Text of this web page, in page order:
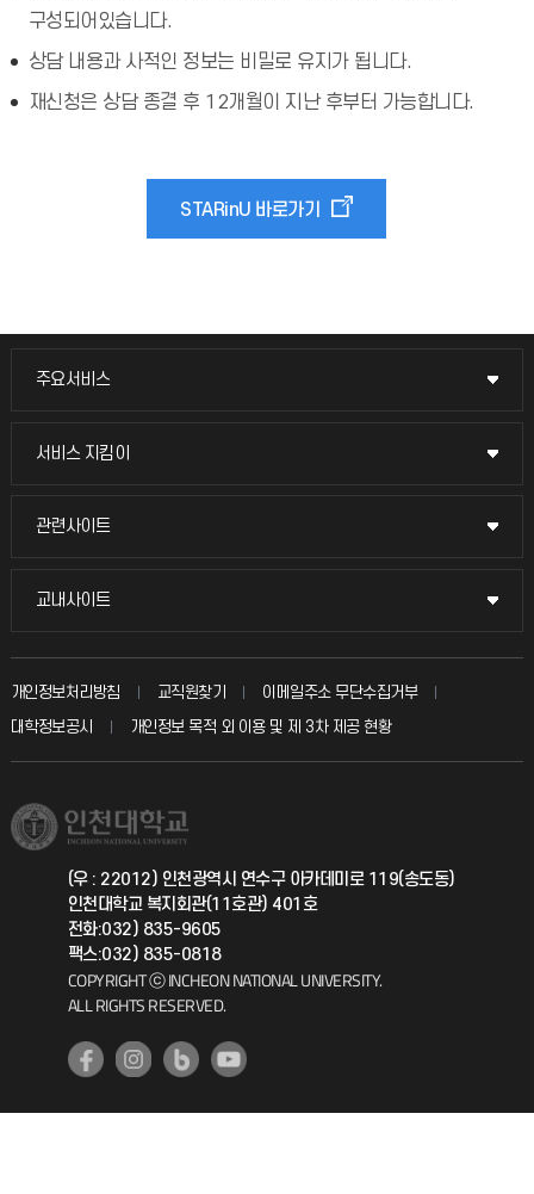
구성되어있습니다.
상담 내용과 사적인 정보는 비밀로 유지가 됩니다.
재신청은 상담 종결 후 12개월이 지난 후부터 가능합니다.
STARinU 바로가기
주요서비스
주요서비스
교무회의방송
입학안내
취업정보(학생)
서비스 지킴이
서비스 지킴이
묻고 답하기
칭찬마당
학생서비스 지킴이
관련사이트
관련사이트
국방헬프콜
총동문회
교내사이트
교내사이트
교수회
교육혁신본부
국제지원과
공자아카데미
기초교육원
개인정보처리방침 교직원찾기
이메일주소 무단수집거부
대학정보공시
개인정보 목적 외 이용 및 제 3차 제공 현황
(우 : 22012) 인천광역시 연수구 아카데미로 119(송도동)
인천대학교 복지회관(11호관) 401호
전화:032) 835-9605
팩스:032) 835-0818
COPYRIGHT ⓒ INCHEON NATIONAL UNIVERSITY.
ALL RIGHTS RESERVED.